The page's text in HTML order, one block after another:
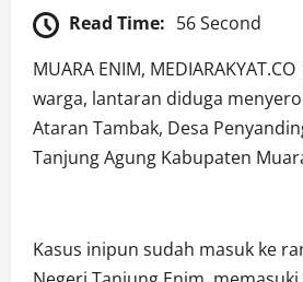
Read Time: 56 Second
MUARA ENIM,
warga, lantaran diduga
Ataran Tambak, Desa
Tanjung Agung Kabupaten
Kasus inipun sudah masuk ke